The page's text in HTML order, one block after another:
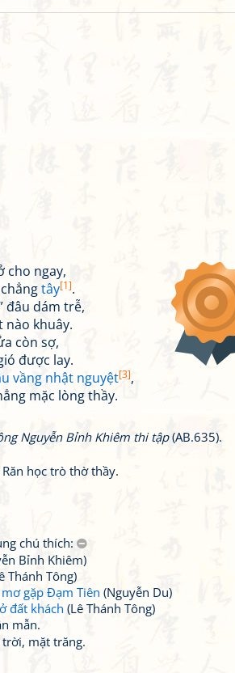
cho ngay,
tây[1].
đâu dám trễ,
nào khuây.
còn sợ,
được lay.
vầng nhật nguyệt[3],
mặc lòng thầy.
Nguyễn Bỉnh Khiêm thi tập(AB.635).
học trò thờ thầy.
chú thích:
Bỉnh Khiêm)
Thánh Tông)
gặp Đạm Tiên (Nguyễn Du)
đất khách (Lê Thánh Tông)
mẫn.
mặt trăng.